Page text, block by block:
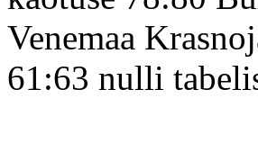
Venemaa
61:63 nulli